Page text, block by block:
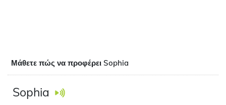
Μάθετε πώς να προφέρει Sophia
Sophia